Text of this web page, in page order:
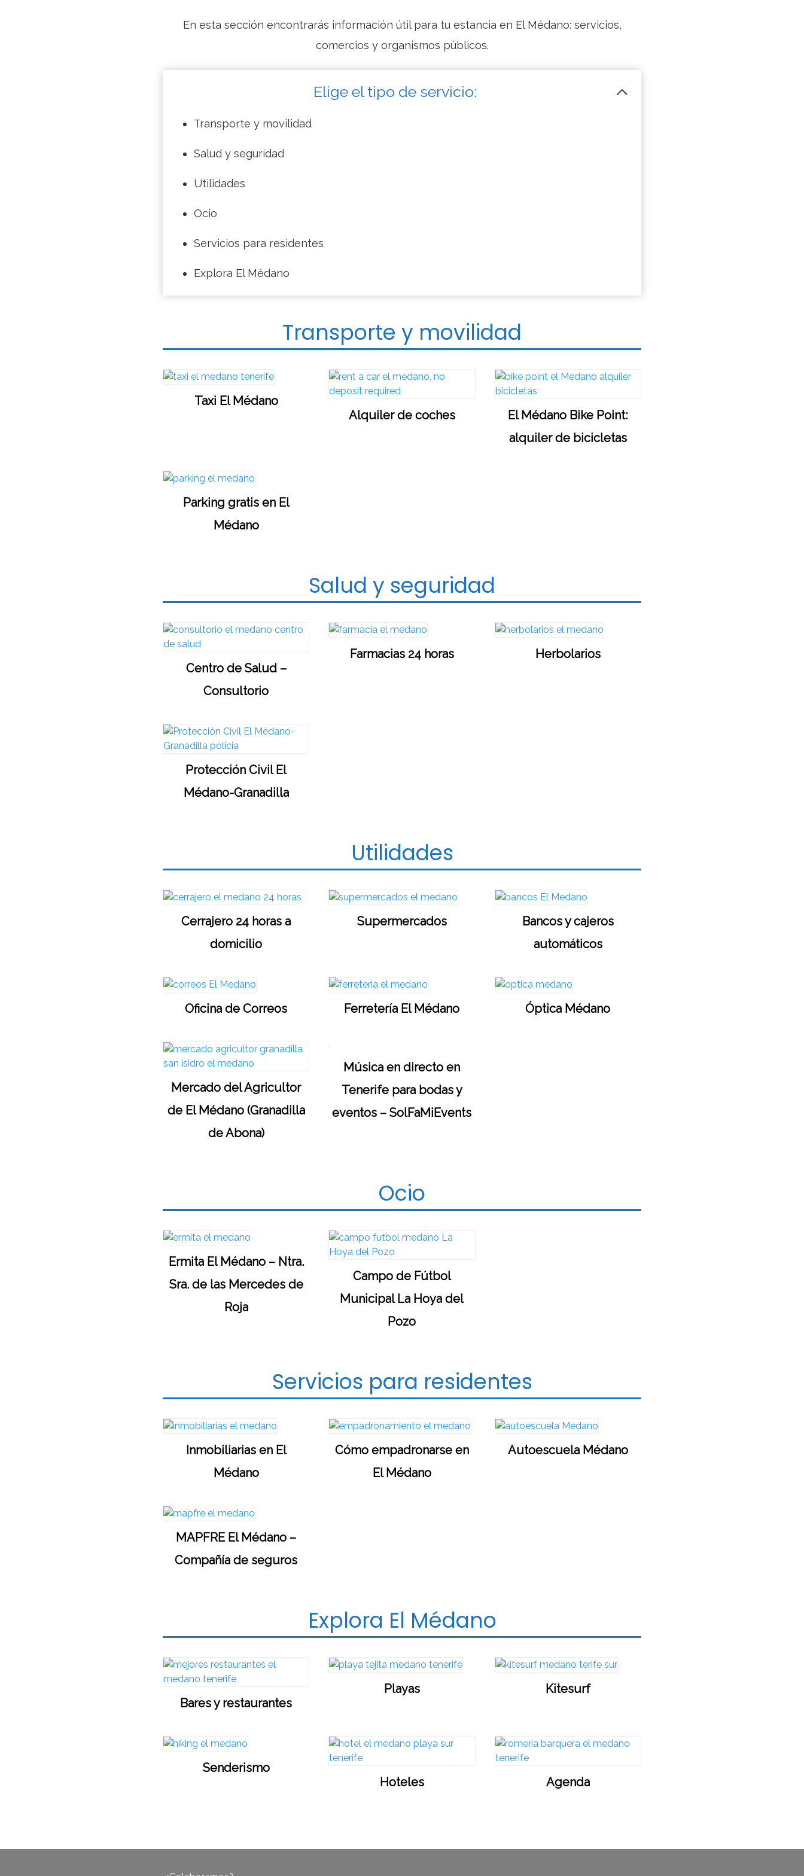
En esta sección encontrarás información útil para tu estancia en El Médano: servicios,
comercios y organismos públicos.
Elige el tipo de servicio:
Transporte y movilidad
Salud y seguridad
Utilidades
Ocio
Servicios para residentes
Explora El Médano
Transporte y movilidad
Taxi El Médano
Alquiler de coches
El Médano Bike Point:
alquiler de bicicletas
Parking gratis en El
Médano
Salud y seguridad
Centro de Salud –
Consultorio
Farmacias 24 horas Herbolarios
Protección Civil El
Médano-Granadilla
Utilidades
Cerrajero 24 horas a
domicilio
Supermercados
Bancos y cajeros
automáticos
Oficina de Correos Ferretería El Médano Óptica Médano
Mercado del Agricultor
de El Médano (Granadilla
de Abona)
Música en directo en
Tenerife para bodas y
eventos – SolFaMiEvents
Ocio
Ermita El Médano – Ntra.
Sra. de las Mercedes de
Roja
Campo de Fútbol
Municipal La Hoya del
Pozo
Servicios para residentes
Inmobiliarias en El
Médano
Cómo empadronarse en
El Médano
Autoescuela Médano
MAPFRE El Médano –
Compañía de seguros
Explora El Médano
Bares y restaurantes
Playas Kitesurf
Senderismo
Hoteles
Agenda